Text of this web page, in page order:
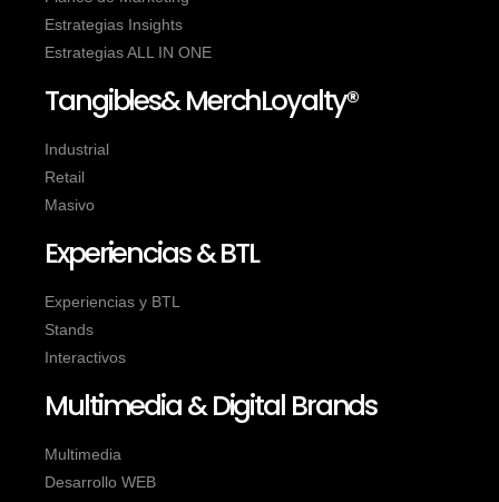
Estrategias Insights
Estrategias ALL IN ONE
Tangibles& MerchLoyalty®
Industrial
Retail
Masivo
Experiencias & BTL
Experiencias y BTL
Stands
Interactivos
Multimedia & Digital Brands
Multimedia
Desarrollo WEB